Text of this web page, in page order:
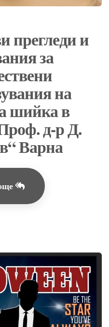
прегледи и
за
на
шийка в
д-р Д.
Варна